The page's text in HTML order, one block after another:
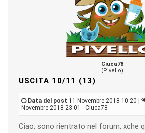
Ciuca78
(Pivello)
USCITA 10/11 (13)
Data del post 11 Novembre 2018 10:20 |
Novembre 2018 23:01 - Ciuca78
Ciao, sono rientrato nel forum, xche